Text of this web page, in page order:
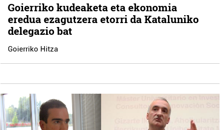
Goierriko kudeaketa eta ekonomia
eredua ezagutzera etorri da Kataluniko
delegazio bat
Goierriko Hitza